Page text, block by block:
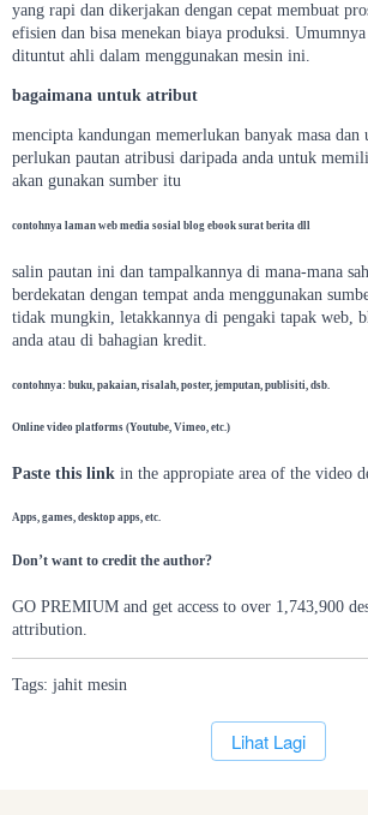
yang rapi dan dikerjakan dengan cepat membuat
efisien dan bisa menekan biaya produksi.
dituntut ahli dalam menggunakan mesin ini.
bagaimana untuk atribut
mencipta kandungan memerlukan banyak masa dan
perlukan pautan atribusi daripada anda untuk
akan gunakan sumber itu
contohnya laman web media sosial blog ebook surat berita dll
salin pautan ini dan tampalkannya di mana-mana
berdekatan dengan tempat anda menggunakan
tidak mungkin, letakkannya di pengaki tapak web,
anda atau di bahagian kredit.
contohnya: buku, pakaian, risalah, poster, jemputan, publisiti, dsb.
Online video platforms (Youtube, Vimeo, etc.)
Paste this link in the appropiate area of the video
Apps, games, desktop apps, etc.
Don’t want to credit the author?
GO PREMIUM and get access to over 1,743,900
attribution.
Tags: jahit mesin
`Lihat Lagi